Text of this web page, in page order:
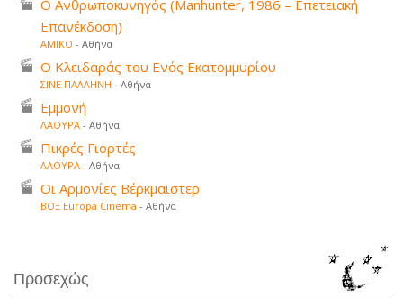
Ο Ανθρωποκυνηγός (Manhunter, 1986 – Επετειακή
Επανέκδοση)
ΑΜΙΚΟ - Αθήνα
Ο Κλειδαράς του Ενός Εκατομμυρίου
ΣΙΝΕ ΠΑΛΛΗΝΗ - Αθήνα
Εμμονή
ΛΑΟΥΡΑ - Αθήνα
Πικρές Γιορτές
ΛΑΟΥΡΑ - Αθήνα
Οι Αρμονίες Βέρκμαϊστερ
ΒΟΞ Europa Cinema - Αθήνα
Προσεχώς